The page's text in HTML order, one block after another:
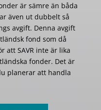
är sämre än båda
även ut dubbelt så
avgift. Denna avgift
fond som då
att SAVR inte är lika
fonder. Det är
planerar att handla